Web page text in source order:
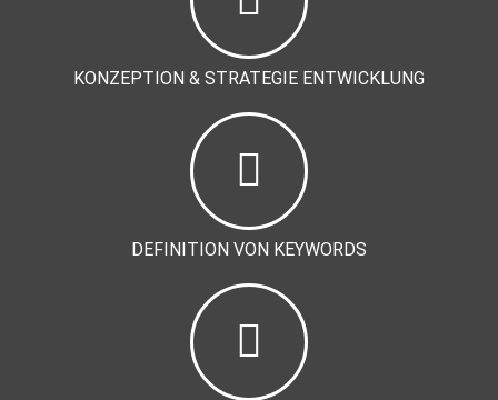
KONZEPTION & STRATEGIE ENTWICKLUNG
DEFINITION VON KEYWORDS